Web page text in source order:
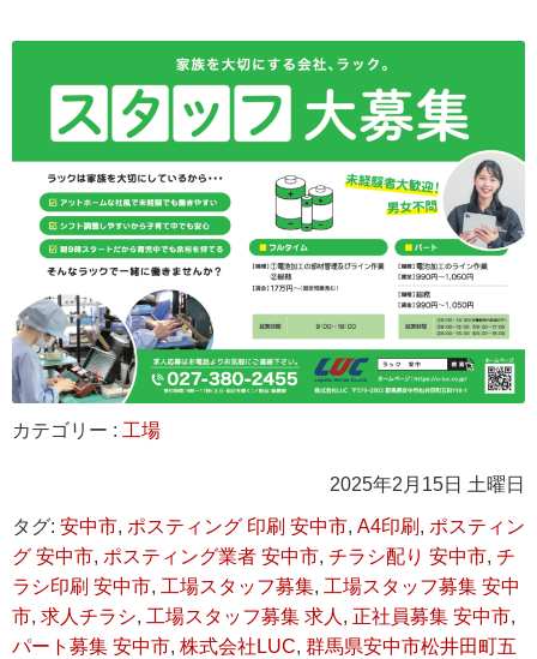
カテゴリー : 工場
2025年2月15日 土曜日
タグ: 安中市, ポスティング 印刷 安中市, A4印刷 , ポスティン
グ 安中市, ポスティング業者 安中市, チラシ配り 安中市, チ
ラシ印刷 安中市, 工場スタッフ募集, 工場スタッフ募集 安中
市, 求人チラシ, 工場スタッフ募集 求人 , 正社員募集 安中市,
パート募集 安中市, 株式会社LUC, 群馬県安中市松井田町五